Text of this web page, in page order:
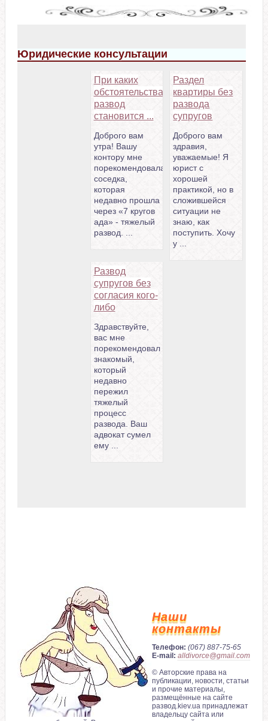
Юридические консультации
Раздел
квартиры без
развода
супругов
Доброго вам
здравия,
уважаемые! Я
юрист с
хорошей
практикой, но в
сложившейся
ситуации не
знаю, как
поступить. Хочу
у ...
При каких
обстоятельствах
развод
становится ...
Доброго вам
утра! Вашу
контору мне
порекомендовала
соседка,
которая
недавно прошла
через «7 кругов
ада» - тяжелый
развод. ...
Развод
супругов без
согласия кого-
либо
Здравствуйте,
вас мне
порекомендовал
знакомый,
который
недавно
пережил
тяжелый
процесс
развода. Ваш
адвокат сумел
ему ...
Наши
контакты
Телефон: (067) 887-75-65
E-mail: alldivorce@gmail.com
© Авторские права на
публикации, новости, статьи
и прочие материалы,
размещённые на сайте
развод.kiev.ua принадлежат
владельцу сайта или